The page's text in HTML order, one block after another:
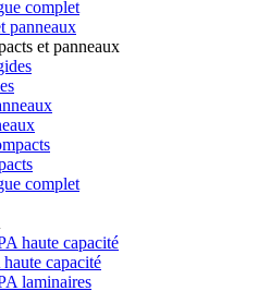
complet
panneaux
et panneaux
complet
capacité